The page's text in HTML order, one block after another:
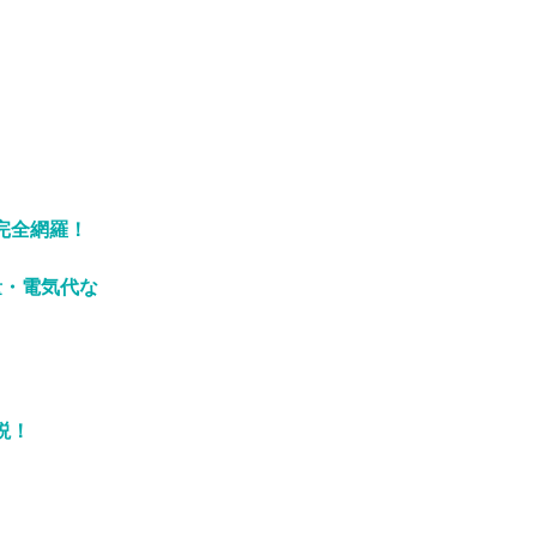
網羅！
電気代な
！